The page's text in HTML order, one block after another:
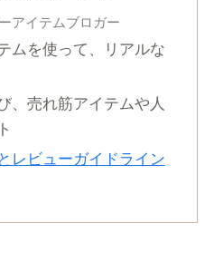
アイテムブロガー
ムを使って、リアルな
、売れ筋アイテムや人
レビューガイドライン